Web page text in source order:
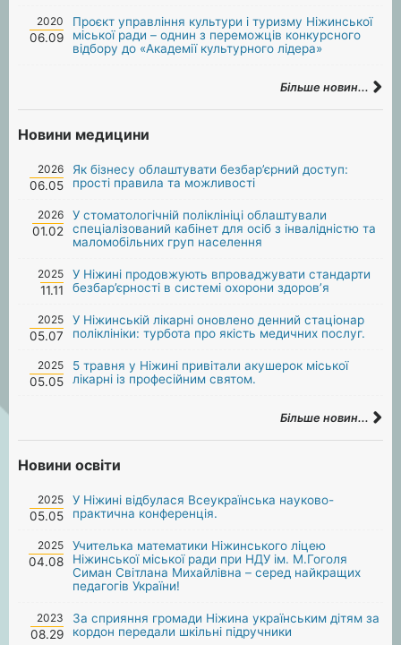
2020
06.09
Проєкт управління культури і туризму Ніжинської
міської ради – однин з переможців конкурсного
відбору до «Академії культурного лідера»
Більше новин...
Новини медицини
2026
06.05
Як бізнесу облаштувати безбар’єрний доступ:
прості правила та можливості
2026
01.02
У стоматологічній поліклініці облаштували
спеціалізований кабінет для осіб з інвалідністю та
маломобільних груп населення
2025
11.11
У Ніжині продовжують впроваджувати стандарти
безбар’єрності в системі охорони здоров’я
2025
05.07
У Ніжинській лікарні оновлено денний стаціонар
поліклініки: турбота про якість медичних послуг.
2025
05.05
5 травня у Ніжині привітали акушерок міської
лікарні із професійним святом.
Більше новин...
Новини освіти
2025
05.05
У Ніжині відбулася Всеукраїнська науково-
практична конференція.
2025
04.08
Учителька математики Ніжинського ліцею
Ніжинської міської ради при НДУ ім. М.Гоголя
Симан Світлана Михайлівна – серед найкращих
педагогів України!
2023
08.29
За сприяння громади Ніжина українським дітям за
кордон передали шкільні підручники